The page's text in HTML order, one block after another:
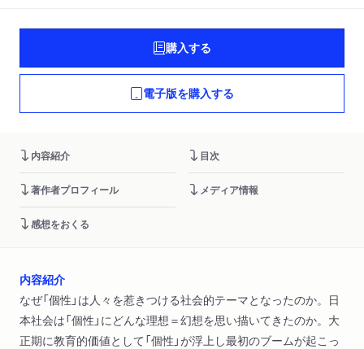
購入する
電子版を購入する
内容紹介 目次
著作者プロフィール メディア情報
感想をおくる
内容紹介
なぜ「個性」は人々を惹きつける社会的テーマとなったのか。日
本社会は「個性」にどんな理想＝幻想を思い描いてきたのか。大
正期に教育的価値として「個性」が浮上し最初のブームが起こっ